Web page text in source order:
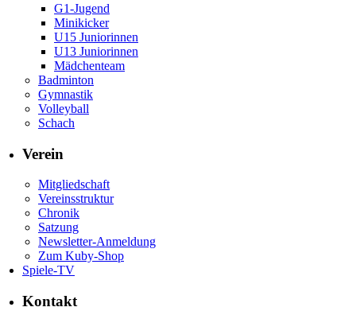
G1-Jugend
Minikicker
U15 Juniorinnen
U13 Juniorinnen
Mädchenteam
Badminton
Gymnastik
Volleyball
Schach
Verein
Mitgliedschaft
Vereinsstruktur
Chronik
Satzung
Newsletter-Anmeldung
Zum Kuby-Shop
Spiele-TV
Kontakt